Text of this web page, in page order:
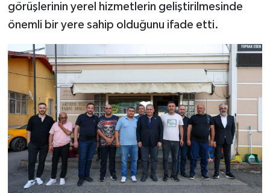
görüşlerinin yerel hizmetlerin geliştirilmesinde
önemli bir yere sahip olduğunu ifade etti.